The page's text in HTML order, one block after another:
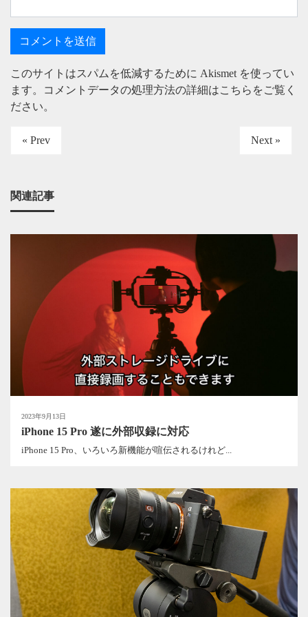
このサイトはスパムを低減するために Akismet を使ってい
ます。
コメントデータの処理方法の詳細はこちらをご覧く
ださい。
« Prev Next »
関連記事
2023年9月13日
iPhone 15 Pro 遂に外部収録に対応
iPhone 15 Pro、いろいろ新機能が喧伝されるけれど...